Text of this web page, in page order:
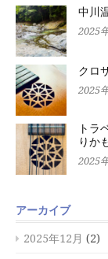
中川
2025
クロ
2025
トラ
りか
2025
アーカイブ
2025年12月 (2)